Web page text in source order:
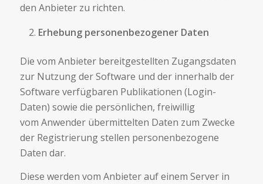
den Anbieter zu richten.
Erhebung personenbezogener Daten
Die vom Anbieter bereitgestellten Zugangsdaten
zur Nutzung der Software und der innerhalb der
Software verfügbaren Publikationen (Login-
Daten) sowie die persönlichen, freiwillig
vom Anwender übermittelten Daten zum Zwecke
der Registrierung stellen personenbezogene
Daten dar.
Diese werden vom Anbieter auf einem Server in